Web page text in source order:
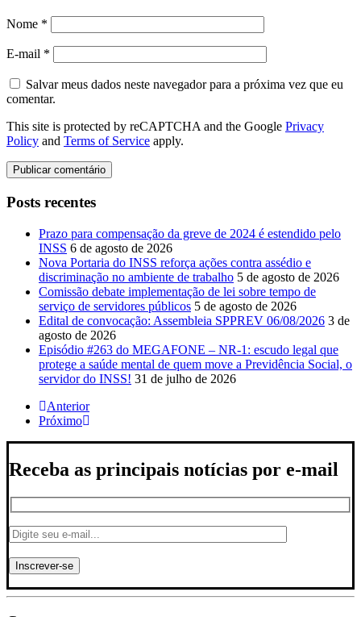
Nome *
E-mail *
Salvar meus dados neste navegador para a próxima vez que eu
comentar.
This site is protected by reCAPTCHA and the Google Privacy
Policy and Terms of Service apply.
Posts recentes
Prazo para compensação da greve de 2024 é estendido pelo
INSS 6 de agosto de 2026
Nova Portaria do INSS reforça ações contra assédio e
discriminação no ambiente de trabalho 5 de agosto de 2026
Comissão debate implementação de lei sobre tempo de
serviço de servidores públicos 5 de agosto de 2026
Edital de convocação: Assembleia SPPREV 06/08/2026 3 de
agosto de 2026
Episódio #263 do MEGAFONE – NR-1: escudo legal que
protege a saúde mental de quem move a Previdência Social, o
servidor do INSS! 31 de julho de 2026
Anterior
Próximo
Receba as principais notícias por e-mail